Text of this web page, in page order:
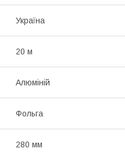
Україна
20 м
Алюміній
Фольга
280 мм